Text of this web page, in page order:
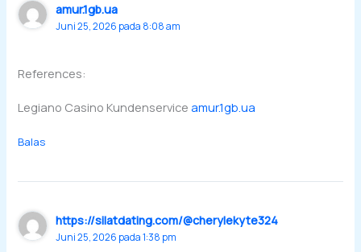
amur.1gb.ua
Juni 25, 2026 pada 8:08 am
References:
Legiano Casino Kundenserviceamur.1gb.ua
Balas
https://silatdating.com/@cherylekyte324
Juni 25, 2026 pada 1:38 pm